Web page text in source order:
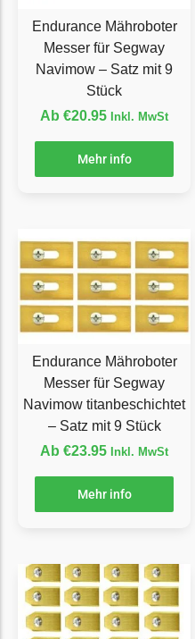
Eufy Messer
Ferrex
Ferrex Messer
Begrenzungsdraht
Florabest
Flymo
Flymo Messer
Begrenzungsdraht
Fuxtec
Fuxtec Messer
Begrenzungsdraht
Garden Feelings
Garden Feelings Messer
Begrenzungsdraht
Greenworks
Begrenzungsdraht
Grouw
Grouw Messer
Endurance Mähroboter
Messer für Segway
Navimow – Satz mit 9
Stück
Ab €20.95 Inkl. MwSt
Mehr info
Endurance Mähroboter
Messer für Segway
Navimow titanbeschichtet
– Satz mit 9 Stück
Ab €23.95 Inkl. MwSt
Mehr info